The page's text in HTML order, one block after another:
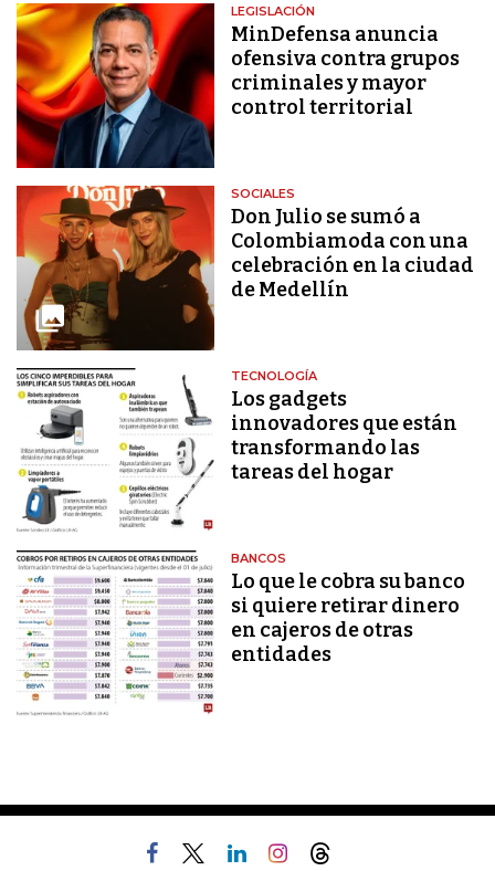
LEGISLACIÓN
MinDefensa anuncia
ofensiva contra grupos
criminales y mayor
control territorial
SOCIALES
Don Julio se sumó a
Colombiamoda con una
celebración en la ciudad
de Medellín
TECNOLOGÍA
Los gadgets
innovadores que están
transformando las
tareas del hogar
BANCOS
Lo que le cobra su banco
si quiere retirar dinero
en cajeros de otras
entidades